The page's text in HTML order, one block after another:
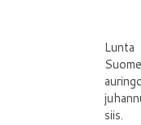
Lunta
siis.